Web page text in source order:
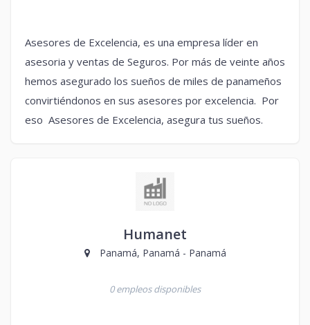
Asesores de Excelencia, es una empresa líder en
asesoria y ventas de Seguros. Por más de veinte años
hemos asegurado los sueños de miles de panameños
convirtiéndonos en sus asesores por excelencia. Por
eso Asesores de Excelencia, asegura tus sueños.
Humanet
Panamá, Panamá - Panamá
0 empleos disponibles